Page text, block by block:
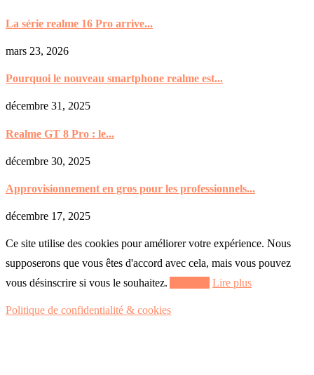
La série realme 16 Pro arrive...
mars 23, 2026
Pourquoi le nouveau smartphone realme est...
décembre 31, 2025
Realme GT 8 Pro : le...
décembre 30, 2025
Approvisionnement en gros pour les professionnels...
décembre 17, 2025
Ce site utilise des cookies pour améliorer votre expérience. Nous
supposerons que vous êtes d'accord avec cela, mais vous pouvez
vous désinscrire si vous le souhaitez.
Lire plus
Politique de confidentialité & cookies